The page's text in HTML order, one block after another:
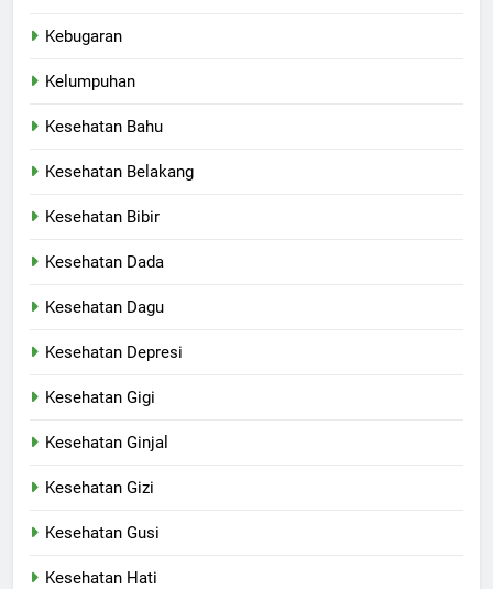
Kebugaran
Kelumpuhan
Kesehatan Bahu
Kesehatan Belakang
Kesehatan Bibir
Kesehatan Dada
Kesehatan Dagu
Kesehatan Depresi
Kesehatan Gigi
Kesehatan Ginjal
Kesehatan Gizi
Kesehatan Gusi
Kesehatan Hati